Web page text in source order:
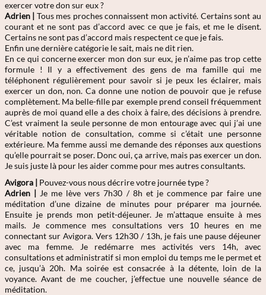
exercer votre don sur eux ?
Adrien | Tous mes proches connaissent mon activité. Certains sont au
courant et ne sont pas d’accord avec ce que je fais, et me le disent.
Certains ne sont pas d’accord mais respectent ce que je fais.
Enfin une dernière catégorie le sait, mais ne dit rien.
En ce qui concerne exercer mon don sur eux, je n’aime pas trop cette
formule ! Il y a effectivement des gens de ma famille qui me
téléphonent régulièrement pour savoir si je peux les éclairer, mais
exercer un don, non. Ca donne une notion de pouvoir que je refuse
complètement. Ma belle-fille par exemple prend conseil fréquemment
auprès de moi quand elle a des choix à faire, des décisions à prendre.
C’est vraiment la seule personne de mon entourage avec qui j’ai une
véritable notion de consultation, comme si c’était une personne
extérieure. Ma femme aussi me demande des réponses aux questions
qu’elle pourrait se poser. Donc oui, ça arrive, mais pas exercer un don.
Je suis juste là pour les aider comme pour mes autres consultants.
Avigora | Pouvez-vous nous décrire votre journée type ?
Adrien | Je me lève vers 7h30 / 8h et je commence par faire une
méditation d’une dizaine de minutes pour préparer ma journée.
Ensuite je prends mon petit-déjeuner. Je m’attaque ensuite à mes
mails. Je commence mes consultations vers 10 heures en me
connectant sur Avigora. Vers 12h30 / 13h, je fais une pause déjeuner
avec ma femme. Je redémarre mes activités vers 14h, avec
consultations et administratif si mon emploi du temps me le permet et
ce, jusqu’à 20h. Ma soirée est consacrée à la détente, loin de la
voyance. Avant de me coucher, j’effectue une nouvelle séance de
méditation.